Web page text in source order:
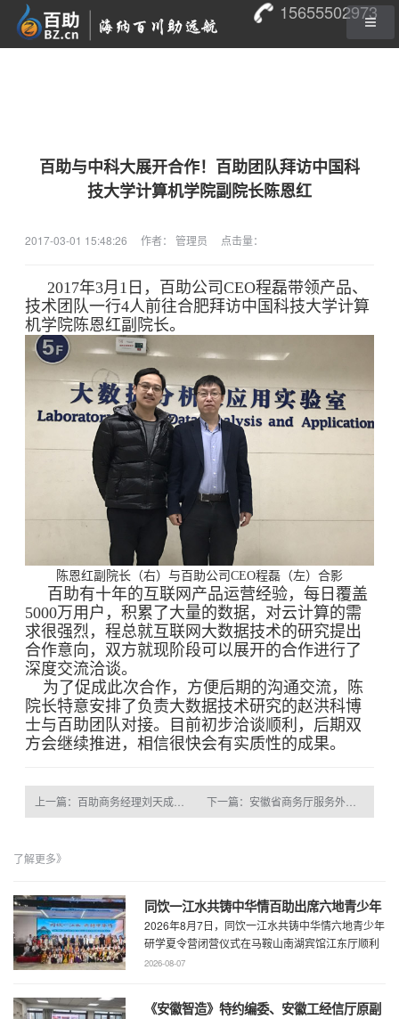
15655502973
百助与中科大展开合作！百助团队拜访中国科
技大学计算机学院副院长陈恩红
2017-03-01 15:48:26 作者： 管理员 点击量：
2017年3月1日，百助公司CEO程磊带领产品、
技术团队一行4人前往合肥拜访中国科技大学计算
机学院陈恩红副院长。
陈恩红副院长（右）与百助公司CEO程磊（左）合影
百助有十年的互联网产品运营经验，每日覆盖
5000万用户，积累了大量的数据，对云计算的需
求很强烈，程总就互联网大数据技术的研究提出
合作意向，双方就现阶段可以展开的合作进行了
深度交流洽谈。
为了促成此次合作，方便后期的沟通交流，陈
院长特意安排了负责大数据技术研究的赵洪科博
士与百助团队对接。目前初步洽谈顺利，后期双
方会继续推进，相信很快会有实质性的成果。
下一篇：安徽省商务厅服务外包处副处长李庆宏一行莅临百助参观指导
了解更多》
同饮一江水共铸中华情百助出席六地青少年
研学夏令营闭营仪式
2026年8月7日，同饮一江水共铸中华情六地青少年
研学夏令营闭营仪式在马鞍山南湖宾馆江东厅顺利
举办，百助CEO、马鞍山市新联会会长程 ...
2026-08-07
《安徽智造》特约编委、安徽工经信厅原副